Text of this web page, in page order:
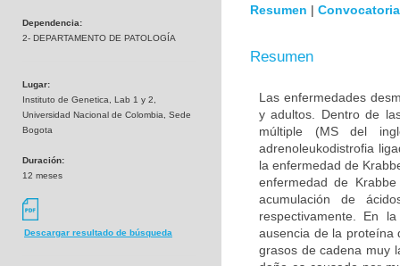
Dependencia:
2- DEPARTAMENTO DE PATOLOGÍA
Lugar:
Instituto de Genetica, Lab 1 y 2,
Universidad Nacional de Colombia, Sede
Bogota
Duración:
12 meses
Descargar resultado de búsqueda
Resumen | Convocatoria
Resumen
Las enfermedades
y adultos. Dentro de
múltiple (MS del
adrenoleukodistrofia
la enfermedad de
enfermedad de
acumulación de
respectivamente. En
ausencia de la proteína
grasos de cadena muy